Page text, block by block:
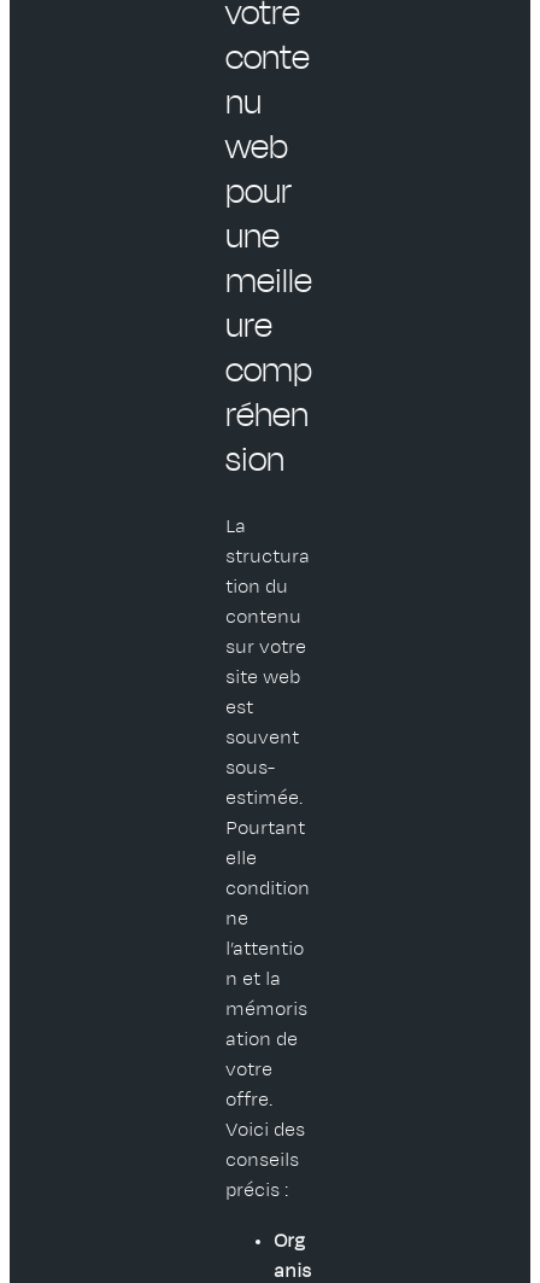
votre
conte
nu
web
pour
une
meille
ure
comp
réhen
sion
La
structura
tion du
contenu
sur votre
site web
est
souvent
sous-
estimée.
Pourtant
elle
condition
ne
l’attentio
n et la
mémoris
ation de
votre
offre.
Voici des
conseils
précis :
Org
anis